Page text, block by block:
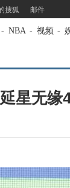
搜狐 邮件
- NBA - 视频 -
星无缘